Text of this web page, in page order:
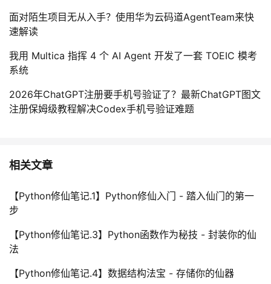
面对陌生项目无从入手？使用华为云码道AgentTeam来快
速解读
我用 Multica 指挥 4 个 AI Agent 开发了一套 TOEIC 模考
系统
2026年ChatGPT注册要手机号验证了？最新ChatGPT图文
注册保姆级教程解决Codex手机号验证难题
相关文章
【Python修仙笔记.1】Python修仙入门 - 踏入仙门的第一
步
【Python修仙笔记.3】Python函数作为秘技 - 封装你的仙
法
【Python修仙笔记.4】数据结构法宝 - 存储你的仙器